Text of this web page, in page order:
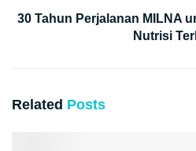
30 Tahun Perjalanan MILNA
Nutrisi
Related Posts